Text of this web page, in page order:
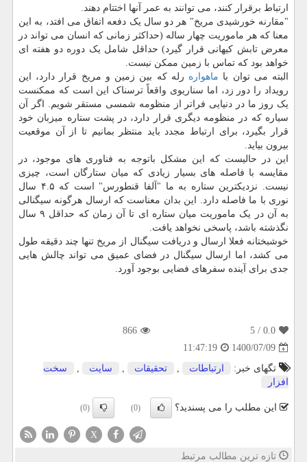
ارتباط برقرار کنند، می توانند به عمر آنها اختتام دهند.
"مقارنه خورشیدی مریخ" هر دو سال یک دفعه اتفاق می افتد، به این
معنا که هر ماموریت چهار ساله (حداکثر زمانی که انسان می تواند در
معرض تابش کیهانی قرار گیرد) حداقل شامل یک دوره دو هفته ای
خواهد بود که تماس با زمین ممکن نیست.
البته می توان با ماهواره رله که بین زمین و مریخ قرار دارد، این
رویداد را دور زد، اما سناریوی واقعاً ترسناک این است که ممکنست
یک روز ما در دنیایی فراتر از منظومه شمسی مستقر شویم. اگر آن
سیاره که در منظومه دیگری قرار دارد، در پشت ستاره میزبان خود
قرار بگیرد، برای ارتباط مجدد باید منتظر بمانیم تا از آن موقعیت
بیرون بیاید.
این در حالیست که این مشکل باتوجه به فناوری های موجود، در
مقایسه با فاصله های بسیار زیادی که میان ستارگان است، چیزی
نیست. نزدیکترین ستاره به ما "آلفا قنطورس" است که ۴.۵ سال
نوری با ما فاصله دارد. این بدان معناست که ارسال هرگونه سیگنالی
به آن در یک ماموریت میان ستاره ای تا آن زمان که حداقل ۹ سال
نگذشته باشد، پاسخی نخواهد یافت.
خوشبختانه فعلا ارسال و دریافت سیگنال از مریخ تنها چند دقیقه طول
می کشد، اما ارسال سیگنال در فضای عمیق می تواند چالش هایی
جدی برای آینده سفرهای فضایی بوجود آورد.
0.0
/ 5
866
1400/07/09
11:47:19
تگهای خبر:
ارتباطات , تحقیقات , سایت ,
سخت
افزار
این مطلب را می پسندید؟ (0)
(0)
X
تازه ترین مطالب مرتبط